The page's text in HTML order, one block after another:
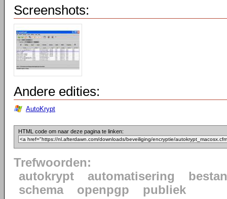
Screenshots:
Andere edities:
AutoKrypt
HTML code om naar deze pagina te linken:
Trefwoorden:
autokrypt
automatisering
schema
openpgp publiek